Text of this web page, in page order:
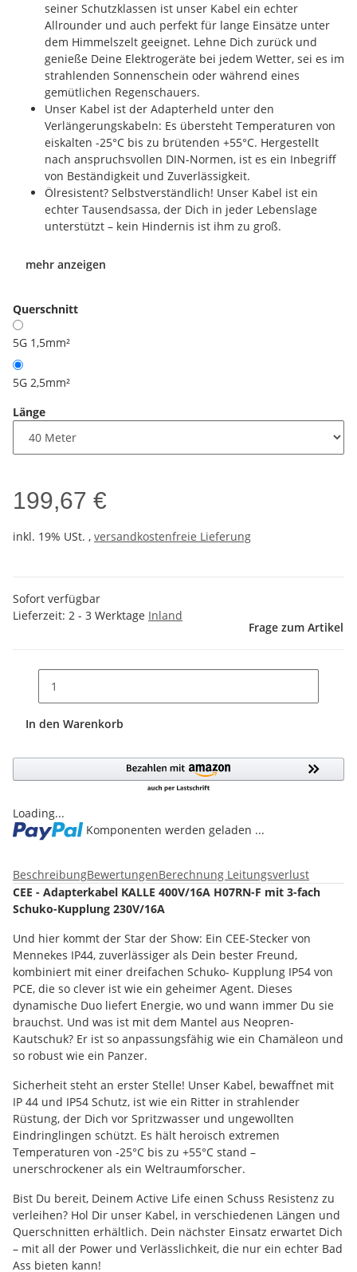
seiner Schutzklassen ist unser Kabel ein echter
Allrounder und auch perfekt für lange Einsätze unter
dem Himmelszelt geeignet. Lehne Dich zurück und
genieße Deine Elektrogeräte bei jedem Wetter, sei es im
strahlenden Sonnenschein oder während eines
gemütlichen Regenschauers.
Unser Kabel ist der Adapterheld unter den
Verlängerungskabeln: Es übersteht Temperaturen von
eiskalten -25°C bis zu brütenden +55°C. Hergestellt
nach anspruchsvollen DIN-Normen, ist es ein Inbegriff
von Beständigkeit und Zuverlässigkeit.
Ölresistent? Selbstverständlich! Unser Kabel ist ein
echter Tausendsassa, der Dich in jeder Lebenslage
unterstützt – kein Hindernis ist ihm zu groß.
mehr anzeigen
Querschnitt
5G 1,5mm²
5G 2,5mm²
Länge
199,67 €
inkl. 19% USt. , versandkostenfreie Lieferung
Sofort verfügbar
Lieferzeit: 2 - 3 Werktage Inland
Frage zum Artikel
In den Warenkorb
Loading...
Komponenten werden geladen ...
BeschreibungBewertungenBerechnung Leitungsverlust
CEE - Adapterkabel KALLE 400V/16A H07RN-F mit 3-fach
Schuko-Kupplung 230V/16A
Und hier kommt der Star der Show: Ein CEE-Stecker von
Mennekes IP44, zuverlässiger als Dein bester Freund,
kombiniert mit einer dreifachen Schuko- Kupplung IP54 von
PCE, die so clever ist wie ein geheimer Agent. Dieses
dynamische Duo liefert Energie, wo und wann immer Du sie
brauchst. Und was ist mit dem Mantel aus Neopren-
Kautschuk? Er ist so anpassungsfähig wie ein Chamäleon und
so robust wie ein Panzer.
Sicherheit steht an erster Stelle! Unser Kabel, bewaffnet mit
IP 44 und IP54 Schutz, ist wie ein Ritter in strahlender
Rüstung, der Dich vor Spritzwasser und ungewollten
Eindringlingen schützt. Es hält heroisch extremen
Temperaturen von -25°C bis zu +55°C stand –
unerschrockener als ein Weltraumforscher.
Bist Du bereit, Deinem Active Life einen Schuss Resistenz zu
verleihen? Hol Dir unser Kabel, in verschiedenen Längen und
Querschnitten erhältlich. Dein nächster Einsatz erwartet Dich
– mit all der Power und Verlässlichkeit, die nur ein echter Bad
Ass bieten kann!